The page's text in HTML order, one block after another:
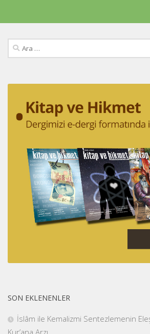
Arama:
SON EKLENENLER
İslâm ile Kemalizmi Sentezlemenin
Kur’ana Arzı